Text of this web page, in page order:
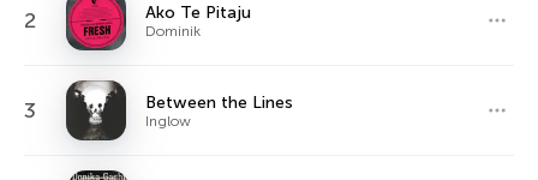
2 Ako Te Pitaju
Dominik
3 Between the Lines
Inglow